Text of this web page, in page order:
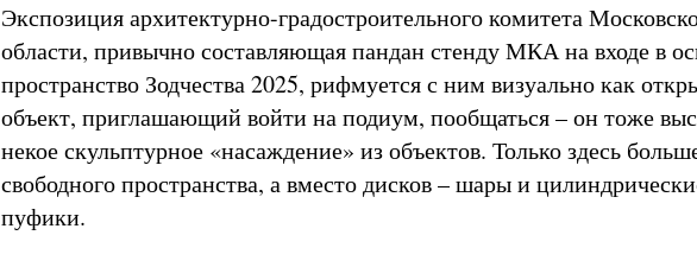
Экспозиция архитектурно-градостроительного комитета
области, привычно составляющая пандан стенду МКА на входе в
пространство Зодчества 2025, рифмуется с ним визуально как
объект, приглашающий войти на подиум, пообщаться – он тоже
некое скульптурное «насаждение» из объектов. Только здесь
свободного пространства, а вместо дисков – шары и
пуфики.